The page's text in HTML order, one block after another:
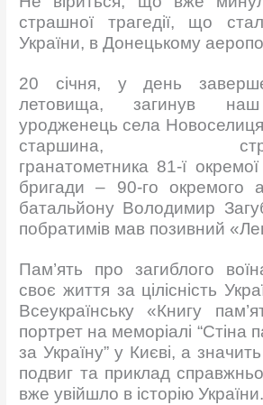
страшної трагедії, що
України, в Донецькому
20 січня, у день
летовища, загинув
уродженець села
старшина,
гранатометника 81-ї
бригади – 90-го окремого
батальйону Володимир
побратимів мав позивний
Пам’ять про загиблого
своє життя за цілісність
Всеукраїнську «Книгу
портрет на меморіалі “Стіна
за Україну” у Києві, а
подвиг та приклад
вже увійшло в історію України.